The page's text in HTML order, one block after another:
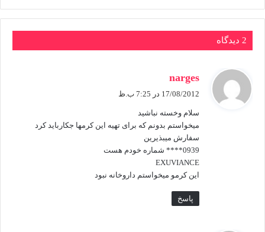
2 دیدگاه
narges
:
17/08/2012 در 7:25 ب.ظ
سلام وخسته نباشید
میخواستم بدونم که برای تهیه این کرمها جکارباید کرد
سفارش میبذیرین
0939**** شماره خودم هست
EXUVIANCE
این کرمو میخواستم داروخانه نبود
پاسخ